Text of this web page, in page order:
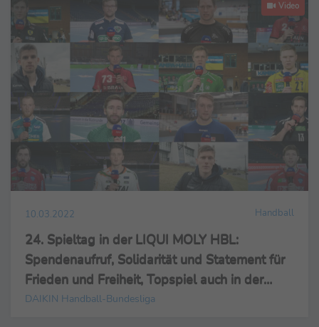
Video
10.03.2022 Handball
24. Spieltag in der LIQUI MOLY HBL:
Spendenaufruf, Solidarität und Statement für
Frieden und Freiheit, Topspiel auch in der
Ukraine zu sehen
DAIKIN Handball-Bundesliga